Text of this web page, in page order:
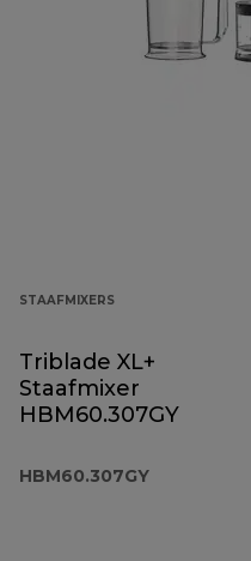
STAAFMIXERS
Triblade XL+
Staafmixer
HBM60.307GY
HBM60.307GY